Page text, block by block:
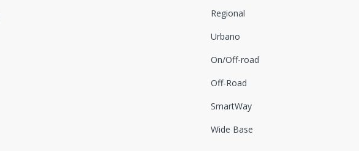
Regional
Urbano
On/Off-road
Off-Road
SmartWay
Wide Base